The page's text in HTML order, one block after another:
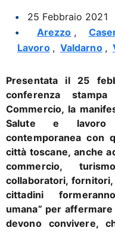
25 Febbraio 2021
Arezzo ,
Lavoro , Valdarno ,
Presentata il 25
conferenza
Commercio, la
Salute e lavoro
contemporanea con
città toscane, anche
commercio,
collaboratori,
cittadini
umana” per
devono convivere,